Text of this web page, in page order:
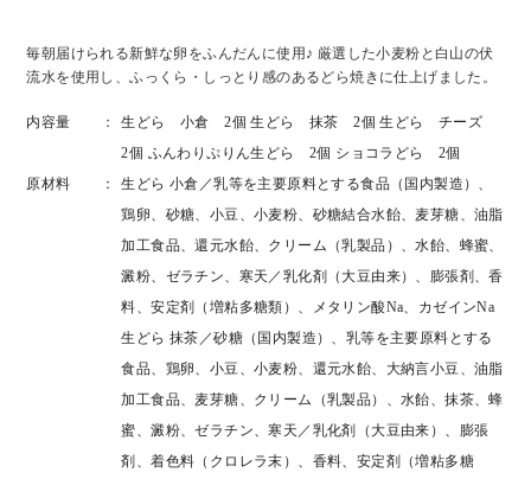
毎朝届けられる新鮮な卵をふんだんに使用♪ 厳選した小麦粉と白山の伏
流水を使用し、ふっくら・しっとり感のあるどら焼きに仕上げました。
内容量 生どら 小倉 2個 生どら 抹茶 2個 生どら チーズ
2個 ふんわりぷりん生どら 2個 ショコラどら 2個
原材料
生どら 小倉／乳等を主要原料とする食品（国内製造）、
鶏卵、砂糖、小豆、小麦粉、砂糖結合水飴、麦芽糖、油脂
加工食品、還元水飴、クリーム（乳製品）、水飴、蜂蜜、
澱粉、ゼラチン、寒天／乳化剤（大豆由来）、膨張剤、香
料、安定剤（増粘多糖類）、メタリン酸Na、カゼインNa
生どら 抹茶／砂糖（国内製造）、乳等を主要原料とする
食品、鶏卵、小豆、小麦粉、還元水飴、大納言小豆、油脂
加工食品、麦芽糖、クリーム（乳製品）、水飴、抹茶、蜂
蜜、澱粉、ゼラチン、寒天／乳化剤（大豆由来）、膨張
剤、着色料（クロレラ末）、香料、安定剤（増粘多糖